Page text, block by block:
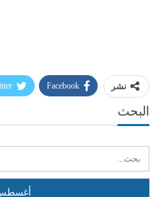
نشر Facebook
البحث
أغسطس